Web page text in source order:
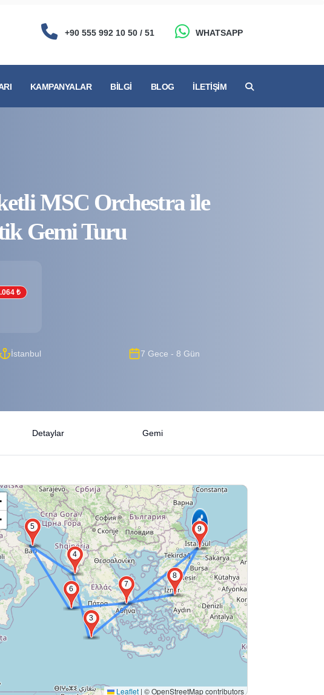
+90 555 992 10 50 / 51 WHATSAPP
KAMPANYALAR BILGI BLOG İLETIŞIM
MSC Orchestra ile
Gemi Turu
₺
İstanbul 7 Gece - 8 Gün
Detaylar Gemi
3
4
5
6
7
8
9
Leaflet | © OpenStreetMap contributors